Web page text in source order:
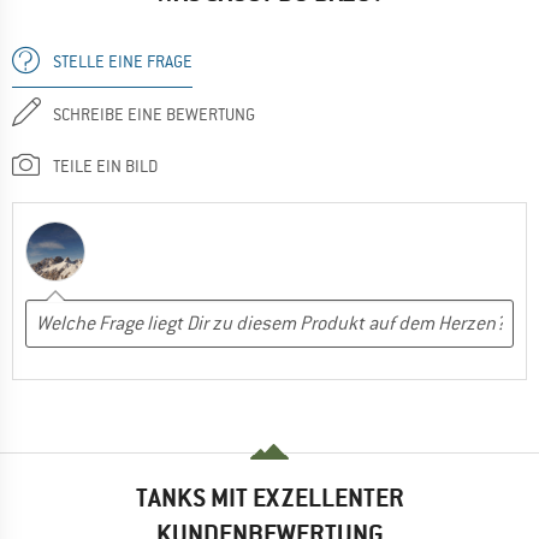
STELLE EINE FRAGE
SCHREIBE EINE BEWERTUNG
TEILE EIN BILD
TANKS MIT EXZELLENTER